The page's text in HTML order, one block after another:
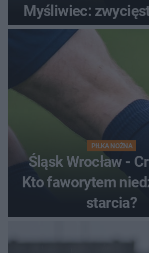
Myśliwiec:
satysfakcję
PIŁKA NOŻNA
Śląsk Wrocław -
Kto faworytem
starcia?